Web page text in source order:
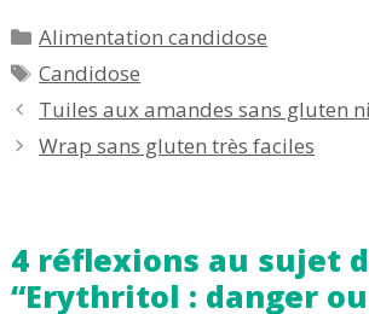
Catégories
Alimentation candidose
Étiquettes
Candidose
Tuiles aux amandes sans gluten
Wrap sans gluten très faciles
4 réflexions au sujet
“Erythritol : danger